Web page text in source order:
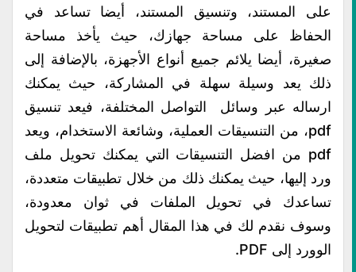
على المستند، وتنسيق المستند، أيضا تساعد في
الحفاظ على مساحة جهازك، حيث يأخذ مساحة
صغيرة، أيضا يلائم جميع أنواع الأجهزة، بالإضافة إلى
ذلك يعد وسيلة سهلة في المشاركة، حيث يمكنك
ارساله عبر وسائل التواصل المختلفة، فيعد تنسيق
pdf، من التنسيقات العملية، وشائعة الاستخدام، ويعد
pdf من افضل التنسيقات التي يمكنك تحويل ملف
ورد إليها، حيث يمكنك ذلك من خلال تطبيقات متعددة،
تساعدك في تحويل الملفات في ثوان معدودة،
وسوف نقدم لك في هذا المقال أهم تطبيقات لتحويل
الوورد إلى PDF.